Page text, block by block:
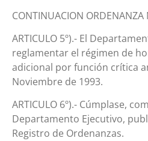
CONTINUACION
ARTICULO 5º).- El
reglamentar el régimen de
adicional por función crítica
Noviembre de 1993.
ARTICULO 6º).- Cúmplase,
Departamento Ejecutivo,
Registro de Ordenanzas.